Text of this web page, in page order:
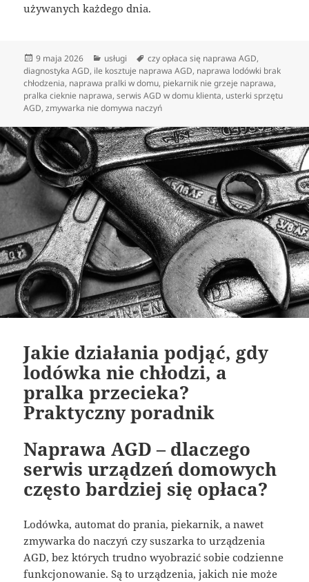
używanych każdego dnia.
Data
publikacji
9 maja 2026 Kategorie
usługi Tagi
czy opłaca się naprawa AGD,
diagnostyka AGD, ile kosztuje naprawa AGD, naprawa lodówki brak
chłodzenia, naprawa pralki w domu, piekarnik nie grzeje naprawa,
pralka cieknie naprawa,serwis AGD w domu klienta, usterki sprzętu
AGD,zmywarka nie domywa naczyń
Jakie działania podjąć, gdy
lodówka nie chłodzi, a
pralka przecieka?
Praktyczny poradnik
Naprawa AGD – dlaczego
serwis urządzeń domowych
często bardziej się opłaca?
Lodówka, automat do prania, piekarnik, a nawet
zmywarka do naczyń czy suszarka to urządzenia
AGD, bez których trudno wyobrazić sobie codzienne
funkcjonowanie. Są to urządzenia, jakich nie może